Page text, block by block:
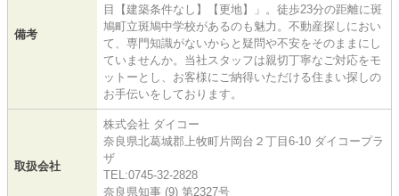
備考
目【建築条件なし】【更地】」。徒歩23分の距離に斑
鳩町立斑鳩中学校があるのも魅力。不動産探しにおい
て、専門知識がないからと疑問や不安をそのままにし
ていませんか。当社スタッフは親切丁寧なご対応をモ
ットーとし、お客様にご納得いただける住まい探しの
お手伝いをしております。
取扱会社
株式会社 ダイコー
奈良県北葛城郡上牧町片岡台２丁目6-10 ダイコープラ
ザ
TEL:0745-32-2828
奈良県知事 (9) 第2327号